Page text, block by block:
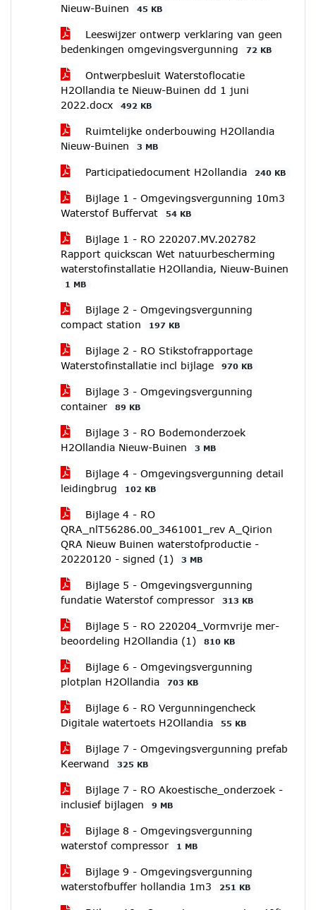
Nieuw-Buinen
45 KB
Leeswijzer ontwerp verklaring van geen
bedenkingen omgevingsvergunning
72 KB
Ontwerpbesluit Waterstoflocatie
H2Ollandia te Nieuw-Buinen dd 1 juni
2022.docx
492 KB
Ruimtelijke onderbouwing H2Ollandia
Nieuw-Buinen
3 MB
Participatiedocument H2ollandia 240 KB
Bijlage 1 - Omgevingsvergunning 10m3
Waterstof Buffervat
54 KB
Bijlage 1 - RO 220207.MV.202782
Rapport quickscan Wet natuurbescherming
waterstofinstallatie H2Ollandia, Nieuw-Buinen
1 MB
Bijlage 2 - Omgevingsvergunning
compact station
197 KB
Bijlage 2 - RO Stikstofrapportage
Waterstofinstallatie incl bijlage
970 KB
Bijlage 3 - Omgevingsvergunning
container
89 KB
Bijlage 3 - RO Bodemonderzoek
H2Ollandia Nieuw-Buinen
3 MB
Bijlage 4 - Omgevingsvergunning detail
leidingbrug
102 KB
Bijlage 4 - RO
QRA_nlT56286.00_3461001_rev A_Qirion
QRA Nieuw Buinen waterstofproductie -
20220120 - signed (1)
3 MB
Bijlage 5 - Omgevingsvergunning
fundatie Waterstof compressor
313 KB
Bijlage 5 - RO 220204_Vormvrije mer-
beoordeling H2Ollandia (1)
810 KB
Bijlage 6 - Omgevingsvergunning
plotplan H2Ollandia
703 KB
Bijlage 6 - RO Vergunningencheck
Digitale watertoets H2Ollandia
55 KB
Bijlage 7 - Omgevingsvergunning prefab
Keerwand
325 KB
Bijlage 7 - RO Akoestische_onderzoek -
inclusief bijlagen
9 MB
Bijlage 8 - Omgevingsvergunning
waterstof compressor
1 MB
Bijlage 9 - Omgevingsvergunning
waterstofbuffer hollandia 1m3
251 KB